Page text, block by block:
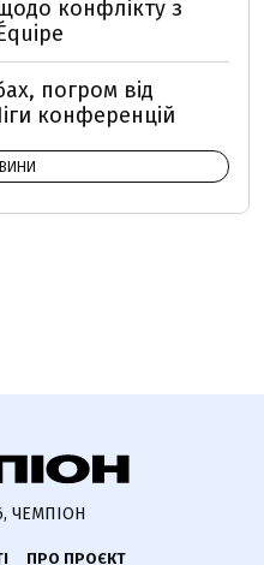
конфлікту з
погром від
конференцій
ЧЕМПІОН
ПРО ПРОЄКТ